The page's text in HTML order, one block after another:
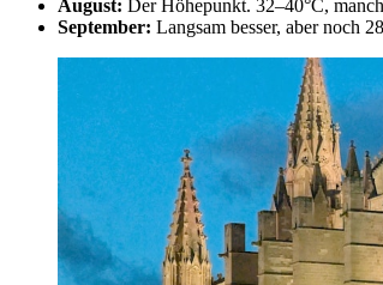
August: Der Höhepunkt. 32–40°C,
September: Langsam besser, aber noch